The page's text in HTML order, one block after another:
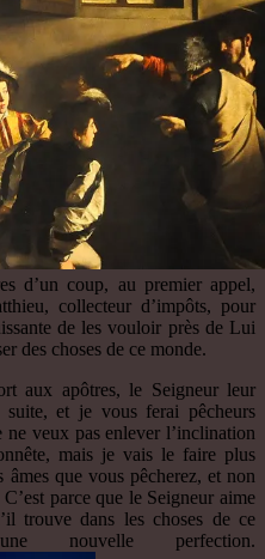
d’un coup, au premier appel,
collecteur d’impôts, pour
de les vouloir près de Lui
des choses de ce monde.
aux apôtres, le Seigneur leur
et je vous ferai pêcheurs
ne veux pas enlever l’inclination
mais je vais le faire plus
que vous pêcherez, et non
parce que le Seigneur aime
trouve dans les choses de ce
nouvelle perfection.